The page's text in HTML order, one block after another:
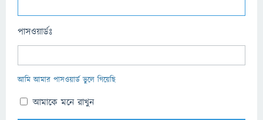
পাসওয়ার্ডঃ
আমি আমার পাসওয়ার্ড ভুলে গিয়েছি
আমাকে মনে রাখুন